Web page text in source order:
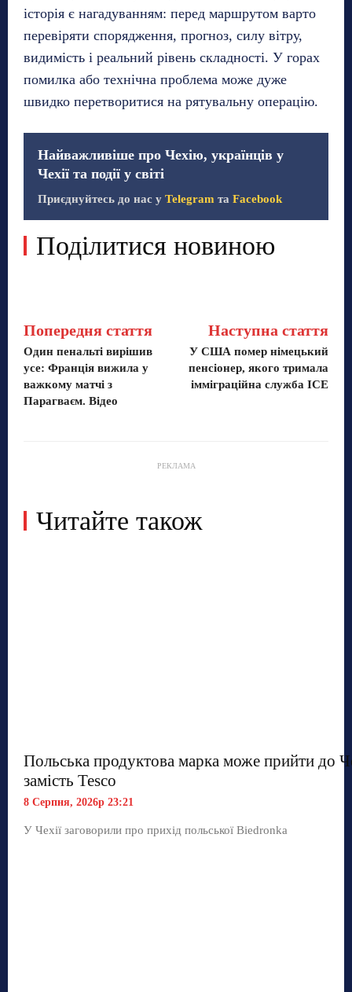
історія є нагадуванням: перед маршрутом варто
перевіряти спорядження, прогноз, силу вітру,
видимість і реальний рівень складності. У горах
помилка або технічна проблема може дуже
швидко перетворитися на рятувальну операцію.
Найважливіше про Чехію, українців у
Чехії та події у світі
Приєднуйтесь до нас у Telegram та Facebook
Поділитися новиною
Попередня стаття
Один пенальті вирішив
усе: Франція вижила у
важкому матчі з
Парагваєм. Відео
Наступна стаття
У США помер німецький
пенсіонер, якого тримала
імміграційна служба ICE
РЕКЛАМА
Читайте також
Польська продуктова марка може прийти до
замість Tesco
8 Серпня, 2026р 23:21
У Чехії заговорили про прихід польської Biedronka